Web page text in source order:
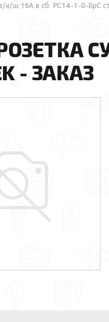
к/ш 16А в сб. РС14-1-0-БрС
- ЗАКАЗ